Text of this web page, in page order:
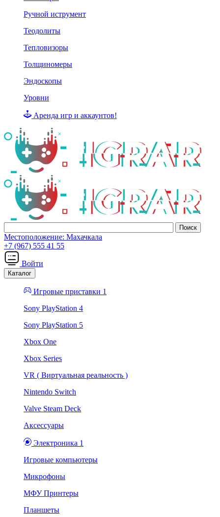
Ручной иструмент
Теодолиты
Тепловизоры
Толщиномеры
Эндоскопы
Уровни
Аренда игр и аккаунтов!
Местоположение: Махачкала
+7 (967) 555 41 55
Войти
Каталог
Игровые приставки 1
Sony PlayStation 4
Sony PlayStation 5
Xbox One
Xbox Series
VR ( Виртуальная реальность )
Nintendo Switch
Valve Steam Deck
Аксессуары
Электроника 1
Игровые компьютеры
Микрофоны
МФУ Принтеры
Планшеты